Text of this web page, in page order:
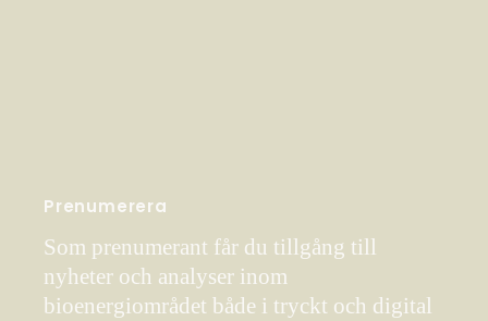
Prenumerera
Som prenumerant får du tillgång till
nyheter och analyser inom
bioenergiområdet både i tryckt och digital